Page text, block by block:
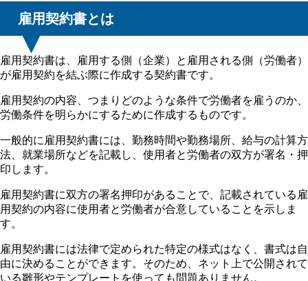
雇用契約書とは
雇用契約書は、雇用する側（企業）と雇用される側（労働者）
が雇用契約を結ぶ際に作成する契約書です。
雇用契約の内容、つまりどのような条件で労働者を雇うのか、
労働条件を明らかにするために作成するものです。
一般的に雇用契約書には、勤務時間や勤務場所、給与の計算方
法、就業場所などを記載し、使用者と労働者の双方が署名・押
印します。
雇用契約書に双方の署名押印があることで、記載されている雇
用契約の内容に使用者と労働者が合意していることを示しま
す。
雇用契約書には法律で定められた特定の様式はなく、書式は自
由に決めることができます。そのため、ネット上で公開されて
いる雛形やテンプレートを使っても問題ありません。